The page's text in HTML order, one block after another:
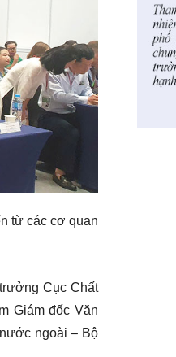
từ các cơ quan
Cục Chất
Giám đốc Văn
ngoài – Bộ